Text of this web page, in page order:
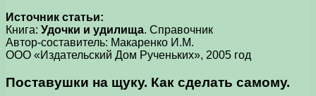
Источник статьи:
Книга: Удочки и удилища. Справочник
Автор-составитель: Макаренко И.М.
ООО «Издательский Дом Рученьких», 2005 год
Поставушки на щуку. Как сделать самому.